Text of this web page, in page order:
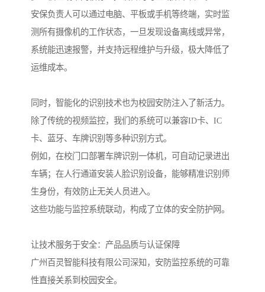
安保负责人可以通过电脑、平板或手机等终端，实时监
测所有摄像机的工作状态，一旦发现设备离线或异常，
系统能迅速报警，并支持远程维护与升级，极大降低了
运维成本。
同时，智能化的识别技术也为校园安防注入了新活力。
除了传统的视频监控，我们的系统可以兼容ID卡、IC
卡、蓝牙、车牌识别等多种识别方式。
例如，在校门口部署车牌识别一体机，可自动记录进出
车辆；在人行通道安装人脸识别设备，能够精准识别师
生身份，有效防止无关人员进入。
这些功能与监控系统联动，构成了立体的安全防护网。
让技术服务于安全：产品品质与认证保障
广州百灵智能科技有限公司深知，安防监控系统的可靠
性直接关系到校园安全。